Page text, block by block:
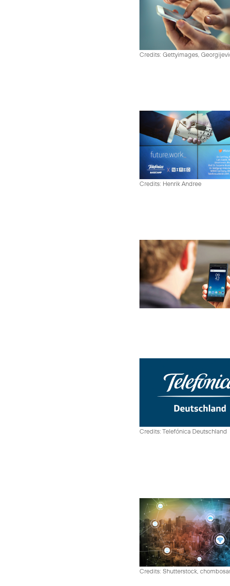
Credits: Gettyimages,
Credits: Henrik Andree
Credits: Telefónica Deutschland
Credits: Shutterstock,